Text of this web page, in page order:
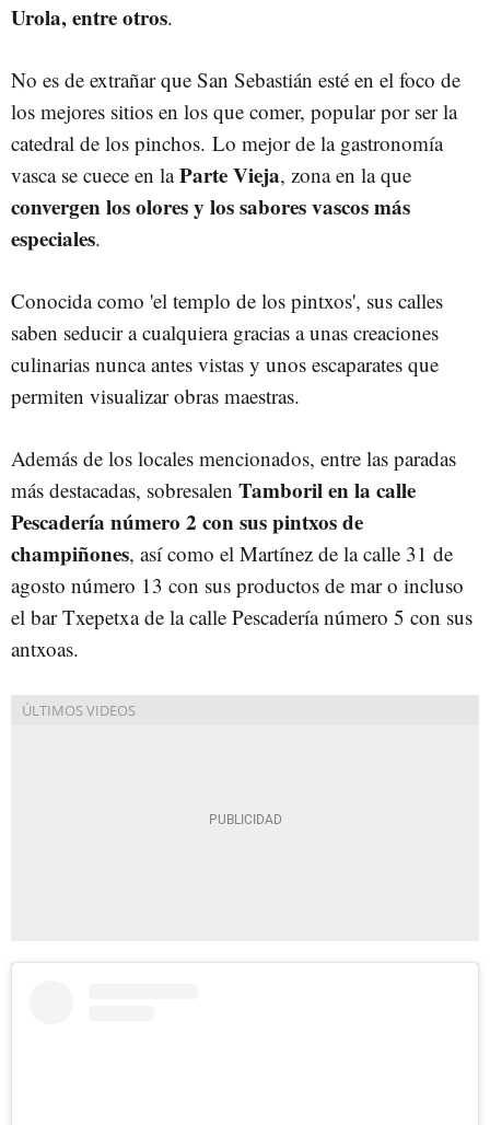
Urola, entre otros.
No es de extrañar que San Sebastián esté en el foco de
los mejores sitios en los que comer, popular por ser la
catedral de los pinchos. Lo mejor de la gastronomía
vasca se cuece en laParte Vieja, zona en la que
convergen los olores y los sabores vascos más
especiales.
Conocida como 'el templo de los pintxos', sus calles
saben seducir a cualquiera gracias a unas creaciones
culinarias nunca antes vistas y unos escaparates que
permiten visualizar obras maestras.
Además de los locales mencionados, entre las paradas
más destacadas, sobresalen Tamboril en la calle
Pescadería número 2 con sus pintxos de
champiñones, así como el Martínez de la calle 31 de
agosto número 13 con sus productos de mar o incluso
el bar Txepetxa de la calle Pescadería número 5 con sus
antxoas.